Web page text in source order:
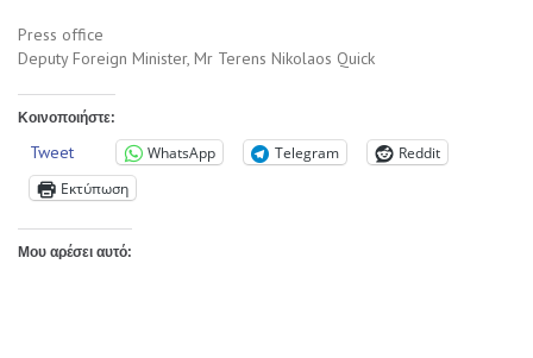
Press office
Deputy Foreign Minister, Mr Terens Nikolaos Quick
Κοινοποιήστε:
Tweet WhatsApp Telegram
Reddit
Εκτύπωση
Μου αρέσει αυτό: